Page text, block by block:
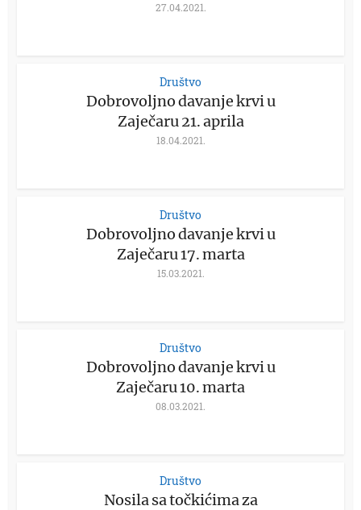
27.04.2021.
Društvo
Dobrovoljno davanje krvi u
Zaječaru 21. aprila
18.04.2021.
Društvo
Dobrovoljno davanje krvi u
Zaječaru 17. marta
15.03.2021.
Društvo
Dobrovoljno davanje krvi u
Zaječaru 10. marta
08.03.2021.
Društvo
Nosila sa točkićima za